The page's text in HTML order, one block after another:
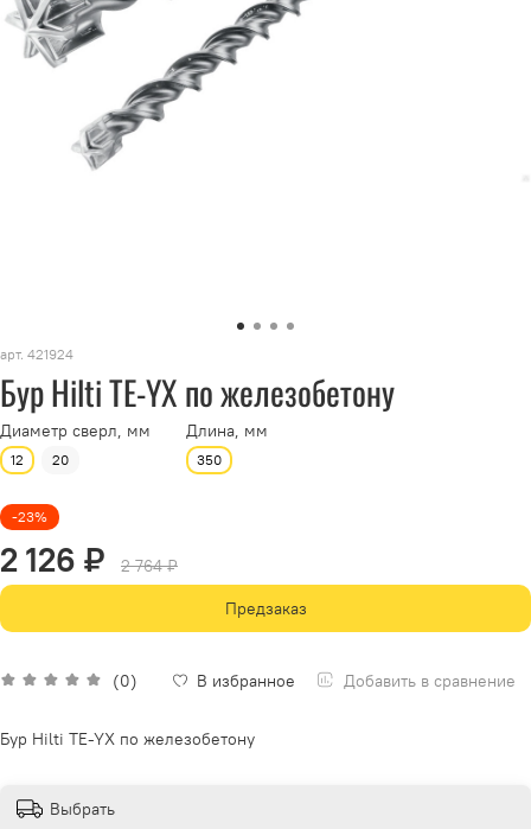
арт. 421924
Бур Hilti TE-YX по железобетону
(0) В избранное Добавить в сравнение
Диаметр сверл, мм
12 20
Длина, мм
350
-23%
2 126 ₽
2 764 ₽
Предзаказ
Бур Hilti TE-YX по железобетону
Выбрать